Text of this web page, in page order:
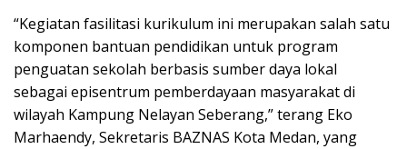
“Kegiatan fasilitasi kurikulum ini merupakan salah satu
komponen bantuan pendidikan untuk program
penguatan sekolah berbasis sumber daya lokal
sebagai episentrum pemberdayaan masyarakat di
wilayah Kampung Nelayan Seberang,” terang Eko
Marhaendy, Sekretaris BAZNAS Kota Medan, yang